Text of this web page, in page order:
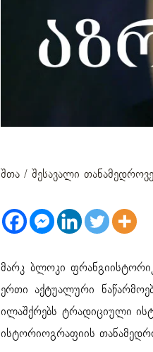
შთა / შესავალი
მარკ ბლოკი
ერთი აქტუალური
ილაშქრებს ტრადიციული
ისტორიოგრაფიის